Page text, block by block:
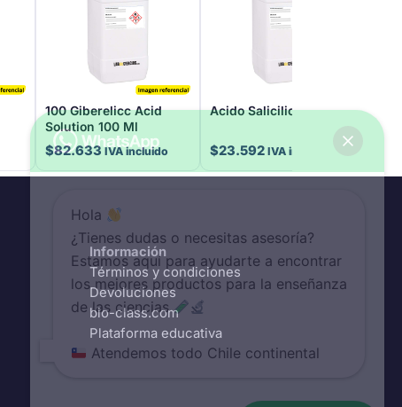
100 Giberelicc Acid
Solution 100 Ml
$82.633 IVA incluido
Acido Salicilico
$23.592 IVA incluido
Información
Términos y condiciones
Devoluciones
bio-class.com
Plataforma educativa
Hola
¿Tienes dudas o necesitas asesoría?
Estamos aquí para ayudarte a encontrar
los mejores productos para la enseñanza
de las ciencias
Atendemos todo Chile continental